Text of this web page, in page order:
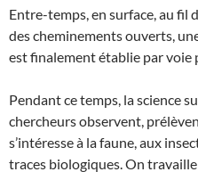
Entre-temps, en surface, au fil
des cheminements ouverts,
est finalement établie par voie
Pendant ce temps, la science
chercheurs observent,
s’intéresse à la faune, aux
traces biologiques. On